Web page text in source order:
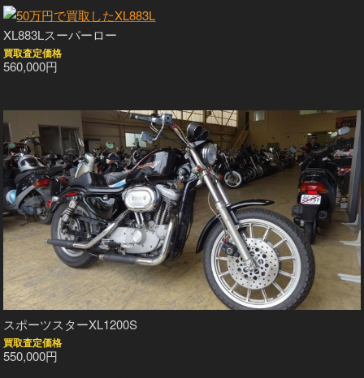
XL883Lスーパーロー
買取査定価格
560,000円
スポーツスターXL1200S
買取査定価格
550,000円